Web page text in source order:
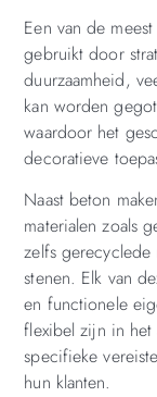
Een van de
gebruikt door
duurzaamheid,
kan worden
waardoor het
decoratieve
Naast beton
materialen zoals
zelfs gerecyclede
stenen. Elk van
en functionele
flexibel zijn in het
specifieke
hun klanten.